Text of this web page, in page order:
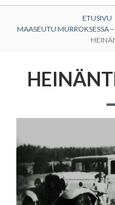
ETUSIVU
MAASEUTU MURROKSESSA